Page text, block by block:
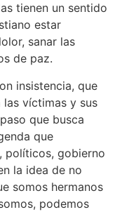
tienen un sentido
estar
sanar las
de paz.
insistencia, que
víctimas y sus
que busca
que
políticos, gobierno
la idea de no
somos hermanos
podemos